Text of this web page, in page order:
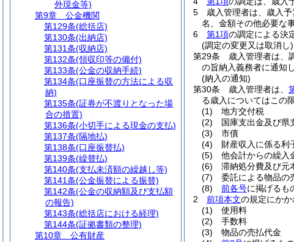
5
歳入管理者は、歳入
名、金額その他必要な
6
第1項の調定による決
(調定の変更又は取消し)
第29条
歳入管理者は、
の旨納入義務者に通知
(納入の通知)
第30条
歳入管理者は、
る歳入についてはこの
(1)
地方交付税
(2)
国庫支出金及び県
(3)
市債
(4)
財産収入に係る利
(5)
他会計からの繰入
(6)
滞納処分費及び元
(7)
委託による物品の
(8)
前各号に掲げるも
2
前項本文の規定にか
(1)
使用料
(2)
手数料
(3)
物品の売払代金
外現金等)
第9章
公金機関
第129条(総括店)
第130条(出納店)
第131条(収納店)
第132条(領収印等の備付)
第133条(公金の収納手続)
第134条(口座振替の方法による収
納)
第135条(証券が不渡りとなった場
合の措置)
第136条(小切手による現金の支払)
第137条(隔地払)
第138条(口座振替払)
第139条(繰替払)
第140条(支払未済額の繰越し等)
第141条(公金振替による振替)
第142条(公金の収納額及び支払額
の報告)
第143条(総括店における経理)
第144条(証拠書類の整理)
第10章
公有財産